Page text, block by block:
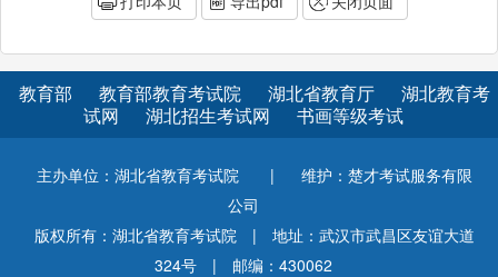
教育部 教育部教育考试院 湖北省教育厅
湖北教育考
试网
湖北招生考试网 书画等级考试
主办单位：湖北省教育考试院 |
维护：楚才考试服务有限
公司
版权所有：湖北省教育考试院
|
地址：武汉市武昌区友谊大道
324号
| 邮编：430062